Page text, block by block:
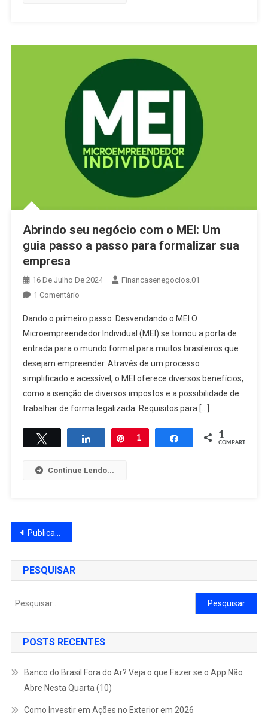
Abrindo seu negócio com o MEI: Um
guia passo a passo para formalizar sua
empresa
16 De Julho De 2024
Financasenegocios.01
1 ComentárioEm
Seu
Negócio
Com
O
MEI:
Um
Guia
Passo
Formalizar
Dando o primeiro passo: Desvendando o MEI O
Microempreendedor Individual (MEI) se tornou a porta de
entrada para o mundo formal para muitos brasileiros que
desejam empreender. Através de um processo
simplificado e acessível, o MEI oferece diversos benefícios,
como a isenção de diversos impostos e a possibilidade de
trabalhar de forma legalizada. Requisitos para […]
Compartilhar
Pin
1 Compartilhar
1
COMPART.
Continue Lendo...
Navegação
por
posts
Publicações mais antigas
PESQUISAR
Pesquisar
por:
POSTS RECENTES
Banco do Brasil Fora do Ar? Veja o que Fazer se o App Não
Abre Nesta Quarta (10)
Como Investir em Ações no Exterior em 2026